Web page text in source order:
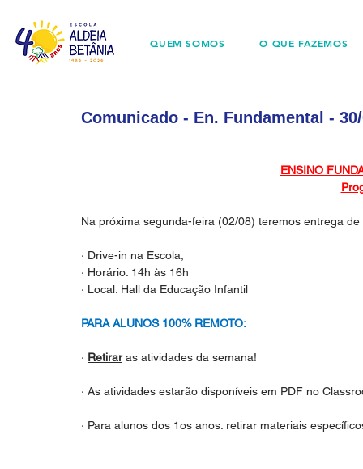
QUEM SOMOS O QUE FAZEMOS
Comunicado - En. Fundamental -
ENSINO
Na próxima segunda-feira (02/08) teremos entrega
· Drive-in na Escola;
· Horário: 14h às 16h
· Local: Hall da Educação Infantil
PARA ALUNOS 100% REMOTO:
· Retirar as atividades da semana!
· As atividades estarão disponíveis em PDF no
· Para alunos dos 1os anos: retirar materiais